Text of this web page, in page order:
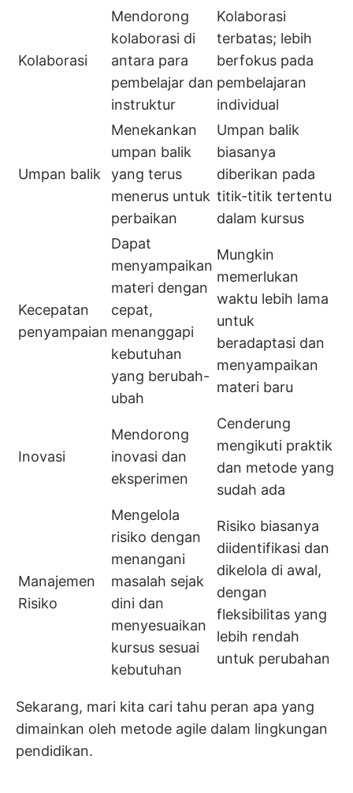
Kolaborasi
Mendorong
kolaborasi di
antara para
pembelajar dan
instruktur
Kolaborasi
terbatas; lebih
berfokus pada
pembelajaran
individual
Umpan balik
Menekankan
umpan balik
yang terus
menerus untuk
perbaikan
Umpan balik
biasanya
diberikan pada
titik-titik tertentu
dalam kursus
Kecepatan
penyampaian
Dapat
menyampaikan
materi dengan
cepat,
menanggapi
kebutuhan
yang berubah-
ubah
Mungkin
memerlukan
waktu lebih lama
untuk
beradaptasi dan
menyampaikan
materi baru
Inovasi
Mendorong
inovasi dan
eksperimen
Cenderung
mengikuti praktik
dan metode yang
sudah ada
Manajemen
Risiko
Mengelola
risiko dengan
menangani
masalah sejak
dini dan
menyesuaikan
kursus sesuai
kebutuhan
Risiko biasanya
diidentifikasi dan
dikelola di awal,
dengan
fleksibilitas yang
lebih rendah
untuk perubahan
Sekarang, mari kita cari tahu peran apa yang
dimainkan oleh metode agile dalam lingkungan
pendidikan.